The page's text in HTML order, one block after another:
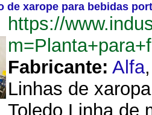
de xarope para bebidas
https://
Fabricante: Alfa
Linhas de
Toledo Linha de